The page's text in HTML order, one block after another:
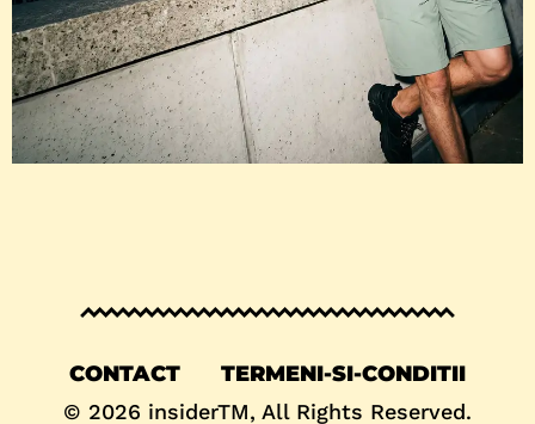
CONTACT TERMENI-SI-CONDITII
© 2026 insiderTM, All Rights Reserved.